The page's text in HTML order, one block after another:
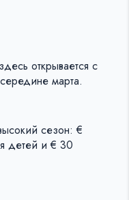
открывается c
марта.
сезон: €
детей и € 30